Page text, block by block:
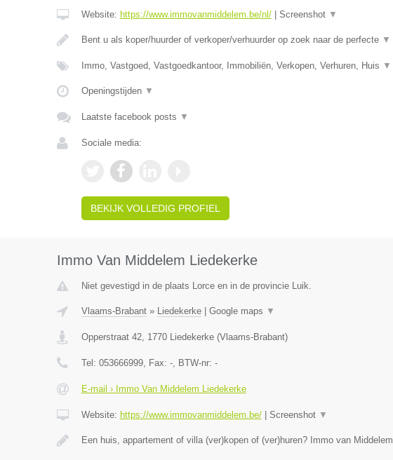
Website: https://www.immovanmiddelem.be/nl/| Screenshot ▼
Bent u als koper/huurder of verkoper/verhuurder op zoek naar de perfecte ▼
Immo, Vastgoed, Vastgoedkantoor, Immobiliën, Verkopen, Verhuren, Huis ▼
Openingstijden ▼
Laatste facebook posts ▼
Sociale media:
BEKIJK VOLLEDIG PROFIEL
Immo Van Middelem Liedekerke
Niet gevestigd in de plaats Lorce en in de provincie Luik.
Vlaams-Brabant» Liedekerke| Google maps ▼
Opperstraat 42, 1770 Liedekerke(Vlaams-Brabant)
Tel: 053666999, Fax: -, BTW-nr: -
E-mail › Immo Van Middelem Liedekerke
Website: https://www.immovanmiddelem.be/| Screenshot ▼
Een huis, appartement of villa (ver)kopen of (ver)huren? Immo van Middelem